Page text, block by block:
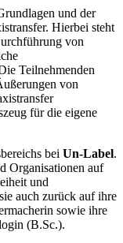
und der
Hierbei steht
von
Teilnehmenden
von
für die eigene
bei Un-Label.
Organisationen auf
und
auch zurück auf ihre
sowie ihre
(B.Sc.).